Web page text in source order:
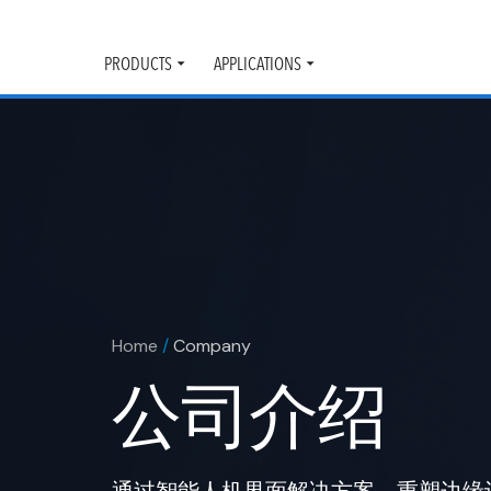
PRODUCTS
Toggle
submenu
APPLICATIONS
submenu
Home /Company
公司介绍